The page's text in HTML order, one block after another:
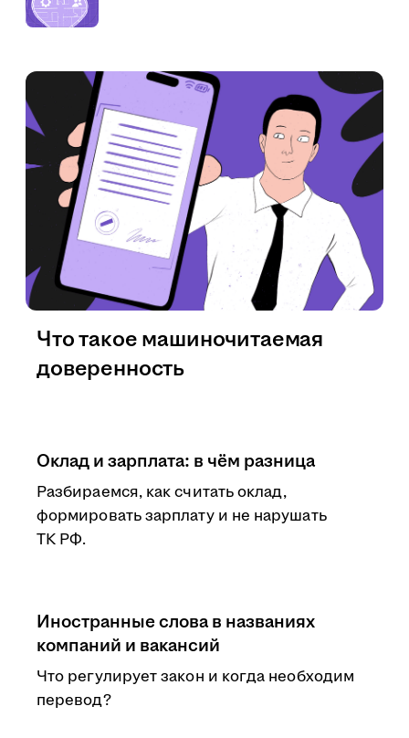
Оклад и зарплата: в чём разница
Разбираемся, как считать оклад,
формировать зарплату и не нарушать
ТК РФ.
Иностранные слова в названиях
компаний и вакансий
Что регулирует закон и когда необходим
перевод?
Что такое машиночитаемая
доверенность